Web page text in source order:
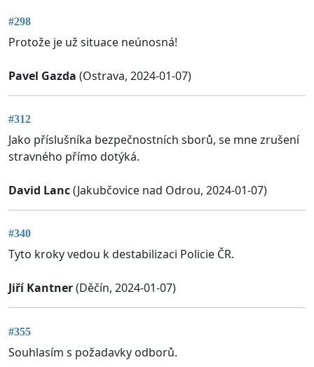
#298
Protože je už situace neúnosná!
Pavel Gazda (Ostrava, 2024-01-07)
#312
Jako příslušníka bezpečnostních sborů, se mne zrušení
stravného přímo dotýká.
David Lanc(Jakubčovice nad Odrou, 2024-01-07)
#340
Tyto kroky vedou k destabilizaci Policie ČR.
Jiří Kantner(Děčín, 2024-01-07)
#355
Souhlasím s požadavky odborů.